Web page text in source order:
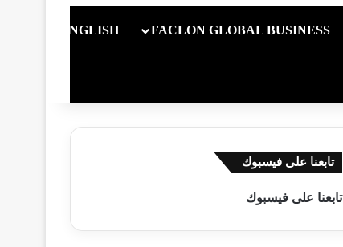
FACLON GLOBAL BUSINESS
ENGLISH
تابعنا على فيسبوك
تابعنا على فيسبوك